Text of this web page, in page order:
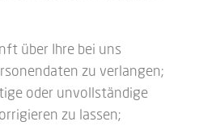
über Ihre bei uns
zu verlangen;
oder unvollständige
zu lassen;